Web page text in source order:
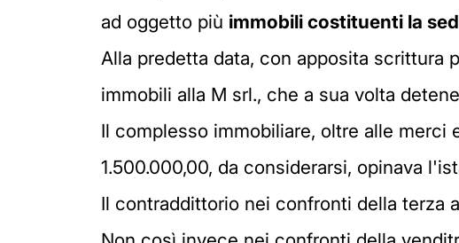
ad oggetto più immobili costituenti la
Alla predetta data, con apposita scrittura
immobili alla M srl., che a sua volta
Il complesso immobiliare, oltre alle
1.500.000,00, da considerarsi, opinava
Il contraddittorio nei confronti della terza